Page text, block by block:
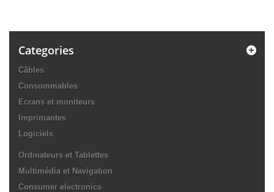
Categories
Câbles
Consommables
Ecrans et moniteurs
Imprimantes
Logiciels
Ordinateurs et Tablettes
Multimédia et Navigation
Consumer electronics